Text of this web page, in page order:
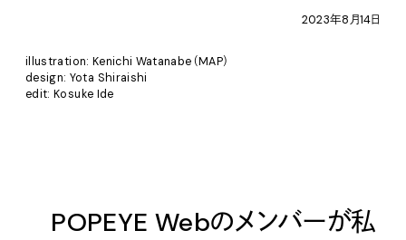
2023年8月14日
illustration: Kenichi Watanabe（MAP）
design: Yota Shiraishi
edit: Kosuke Ide
POPEYE Webのメンバーが私